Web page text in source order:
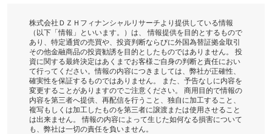
株式会社ＤＺＨフィナンシャルリサーチより提供している情報
（以下「情報」といいます。）は、 情報提供を目的とするもので
あり、特定通貨の売買や、投資判断ならびに外国為替証拠金取引
その他金融商品の投資勧誘を目的としたものではありません。 投
資に関する最終決定はあくまでお客様ご自身の判断と責任におい
て行ってください。情報の内容につきましては、弊社が正確性、
確実性を保証するものではありません。 また、予告なしに内容を
変更することがありますのでご注意ください。 商用目的で情報の
内容を第三者へ提供、再配信を行うこと、独自に加工すること、
複写もしくは加工したものを第三者に譲渡または使用させること
は出来ません。 情報の内容によって生じた如何なる損害について
も、弊社は一切の責任を負いません。